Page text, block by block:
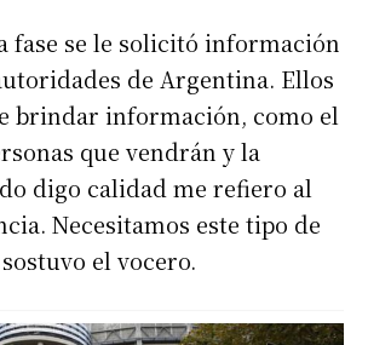
fase se le solicitó información
de Argentina. Ellos
brindar información, como el
que vendrán y la
digo calidad me refiero al
Necesitamos este tipo de
el vocero.